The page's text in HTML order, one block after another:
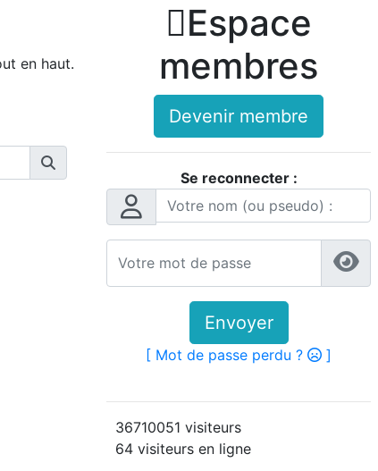
en haut.
Espace
membres
Devenir membre
Se reconnecter :
Envoyer
[ Mot de passe perdu ? ]
36710051 visiteurs
64 visiteurs en ligne